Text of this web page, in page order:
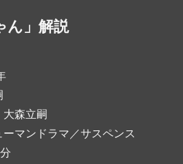
ん」解説
森立嗣
ーマンドラマ／サスペンス